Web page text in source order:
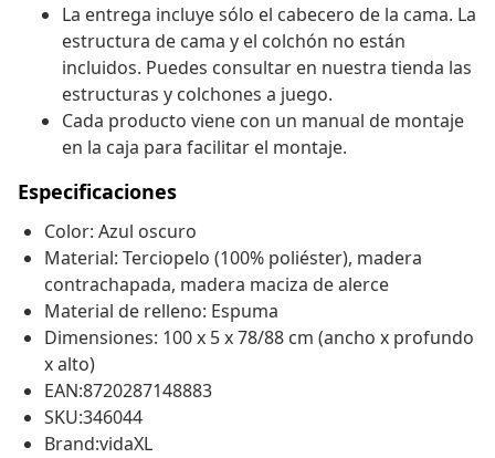
La entrega incluye sólo el cabecero de la cama. La
estructura de cama y el colchón no están
incluidos. Puedes consultar en nuestra tienda las
estructuras y colchones a juego.
Cada producto viene con un manual de montaje
en la caja para facilitar el montaje.
Especificaciones
Color: Azul oscuro
Material: Terciopelo (100% poliéster), madera
contrachapada, madera maciza de alerce
Material de relleno: Espuma
Dimensiones: 100 x 5 x 78/88 cm (ancho x profundo
x alto)
EAN:8720287148883
SKU:346044
Brand:vidaXL